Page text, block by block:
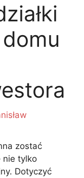
zostać
nie tylko
Dotyczyć